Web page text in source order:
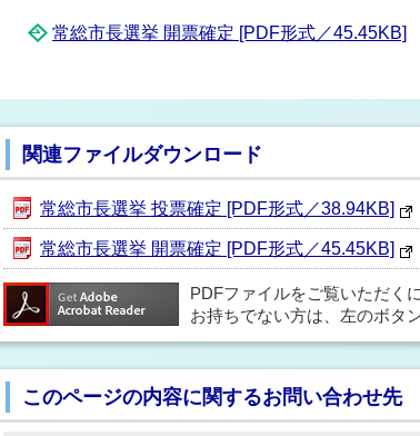
常総市長選挙 開票確定 [PDF形式／45.45KB]
関連ファイルダウンロード
常総市長選挙 投票確定 [PDF形式／38.94KB]
常総市長選挙 開票確定 [PDF形式／45.45KB]
PDFファイルをご覧いただく
お持ちでない方は、左のボタ
このページの内容に関するお問い合わせ先